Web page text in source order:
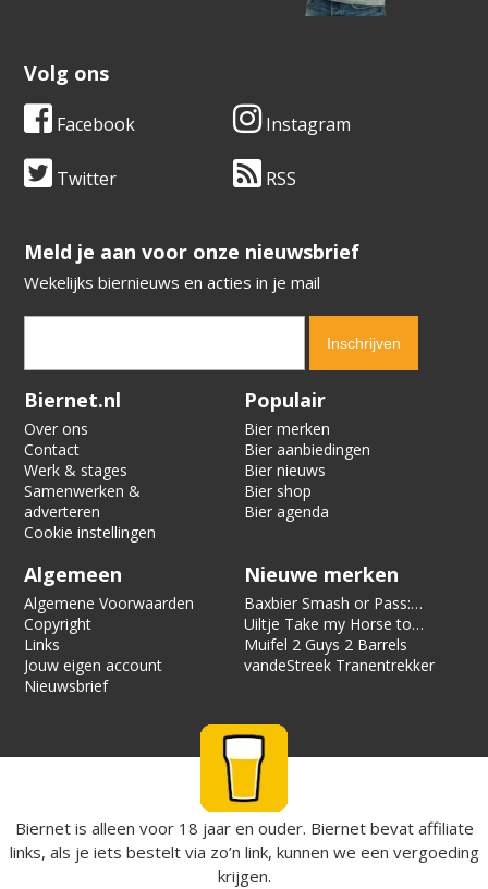
Volg ons
Facebook Instagram
Twitter RSS
​​​​​​​Meld je aan voor onze nieuwsbrief
Wekelijks biernieuws en acties in je mail
Verification code:
Biernet.nl
Over ons
Contact
Werk & stages
Samenwerken &
adverteren
Cookie instellingen
Populair
Bier merken
Bier aanbiedingen
Bier nieuws
Bier shop
Bier agenda
Algemeen
Algemene Voorwaarden
Copyright
Links
Jouw eigen account
Nieuwsbrief
Nieuwe merken
Baxbier Smash or Pass:
Strata
Uiltje Take my Horse to
the Hotel Room
Muifel 2 Guys 2 Barrels
vandeStreek Tranentrekker
Biernet is alleen voor 18 jaar en ouder. Biernet bevat affiliate
links, als je iets bestelt via zo’n link, kunnen we een vergoeding
krijgen.